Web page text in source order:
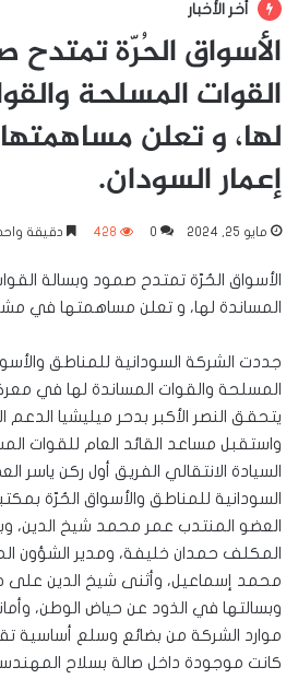
أخر الأخبار
الأسواق الحُرّة
القوات المسلحة
لها، و تعلن
إعمار السودان.
مايو 25, 2024 0
428 دقيقة
الأسواق الحُرّة تمتدح صمود وبسالة
المساندة لها، و تعلن مساهمتها في
جددت الشركة السودانية للمناطق
المسلحة والقوات المساندة لها في
يتحقق النصر الأكبر بدحر ميليشيا الدعم
واستقبل مساعد القائد العام للقوات
السيادة الانتقالي الفريق أول ركن ياسر
السودانية للمناطق والأسواق الحُرّة
العضو المنتدب عمر محمد شيخ الدين،
المكلف حمدان خليفة، ومدير الشؤون
محمد إسماعيل، وأثنى شيخ الدين على
وبسالتها في الذود عن حياض الوطن،
موارد الشركة من بضائع وسلع أساسية
كانت موجودة داخل صالة بسلاح